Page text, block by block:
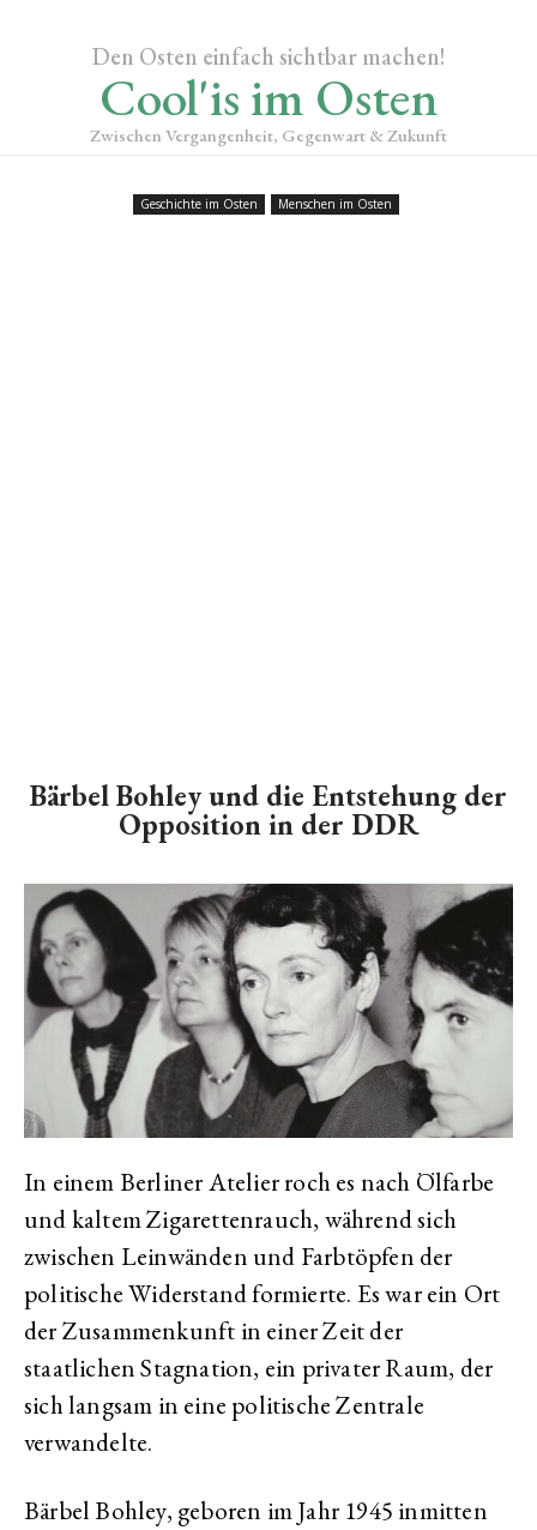
Den Osten einfach sichtbar machen!
Cool'is im Osten
Zwischen Vergangenheit, Gegenwart & Zukunft
Geschichte im Osten Menschen im Osten
Bärbel Bohley und die Entstehung der
Opposition in der DDR
In einem Berliner Atelier roch es nach Ölfarbe
und kaltem Zigarettenrauch, während sich
zwischen Leinwänden und Farbtöpfen der
politische Widerstand formierte. Es war ein Ort
der Zusammenkunft in einer Zeit der
staatlichen Stagnation, ein privater Raum, der
sich langsam in eine politische Zentrale
verwandelte.
Bärbel Bohley, geboren im Jahr 1945 inmitten